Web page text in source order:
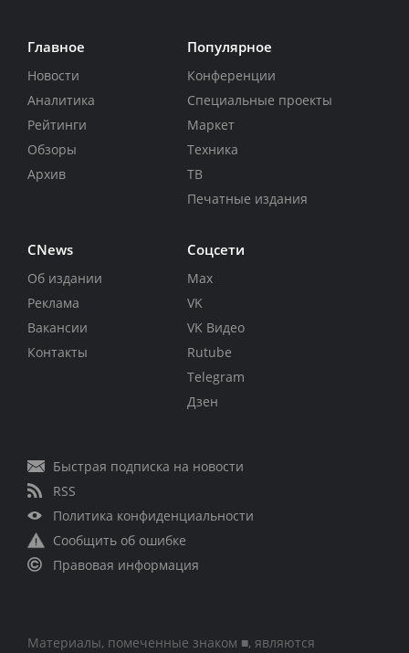
Главное
Новости
Аналитика
Рейтинги
Обзоры
Архив
Популярное
Конференции
Специальные проекты
Маркет
Техника
ТВ
Печатные издания
CNews
Об издании
Реклама
Вакансии
Контакты
Соцсети
Max
VK
VK Видео
Rutube
Telegram
Дзен
Быстрая подписка на новости
RSS
Политика конфиденциальности
Сообщить об ошибке
Правовая информация
Материалы, помеченные знаком ■, являются